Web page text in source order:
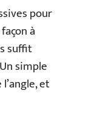
pour
à
suffit
simple
et